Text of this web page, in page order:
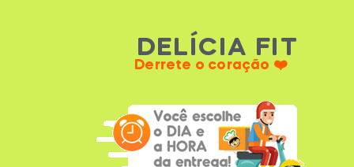
DELÍCIA FIT
Derrete o coração ❤️